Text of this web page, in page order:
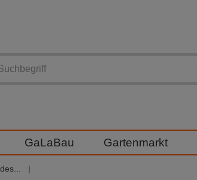
GaLaBau Gartenmarkt